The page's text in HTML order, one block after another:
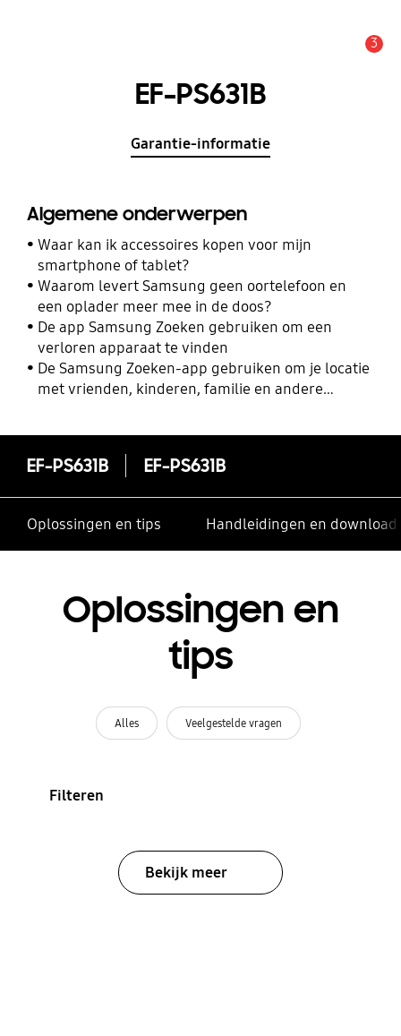
3
EF-PS631B
Garantie-informatie
Algemene onderwerpen
Waar kan ik accessoires kopen voor mijn
smartphone of tablet?
Waarom levert Samsung geen oortelefoon en
een oplader meer mee in de doos?
De app Samsung Zoeken gebruiken om een
verloren apparaat te vinden
De Samsung Zoeken-app gebruiken om je locatie
met vrienden, kinderen, familie en andere
EF-PS631B EF-PS631B
Oplossingen en tips Handleidingen en
Oplossingen en
tips
Alles Veelgestelde vragen
Filteren
Bekijk meer